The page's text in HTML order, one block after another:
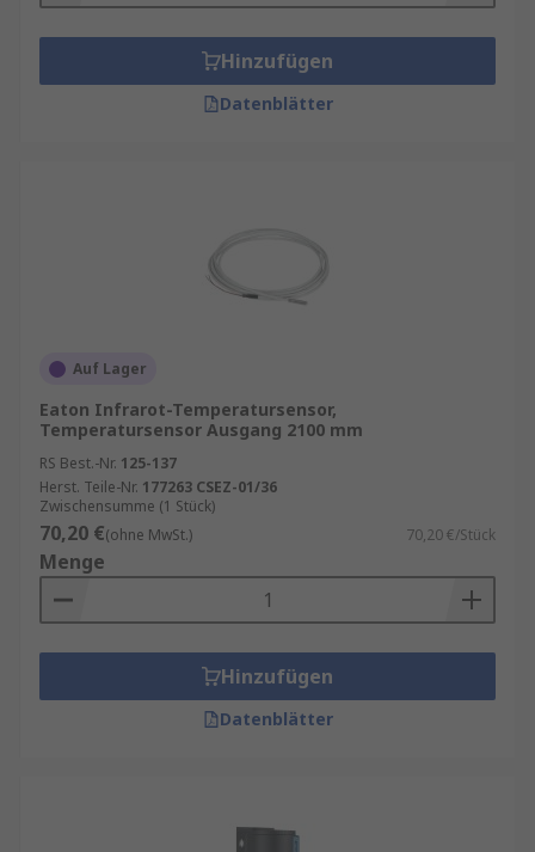
Hinzufügen
Datenblätter
Auf Lager
Eaton Infrarot-Temperatursensor,
Temperatursensor Ausgang 2100 mm
RS Best.-Nr. 125-137
Herst. Teile-Nr. 177263 CSEZ-01/36
Zwischensumme (1 Stück)
70,20 €(ohne MwSt.) 70,20 €/Stück
Menge
Hinzufügen
Datenblätter